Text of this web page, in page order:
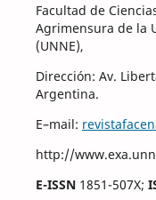
Facultad de
Agrimensura de la
(UNNE),
Dirección: Av.
Argentina.
E–mail:
http://
E-ISSN1851-507X;